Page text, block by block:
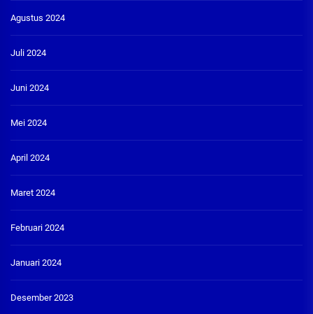
Agustus 2024
Juli 2024
Juni 2024
Mei 2024
April 2024
Maret 2024
Februari 2024
Januari 2024
Desember 2023